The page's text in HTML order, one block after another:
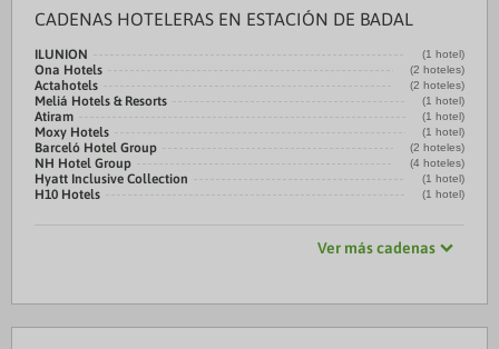
CADENAS HOTELERAS EN ESTACIÓN DE BADAL
ILUNION (1 hotel)
Ona Hotels (2 hoteles)
Actahotels (2 hoteles)
Meliá Hotels & Resorts (1 hotel)
Atiram (1 hotel)
Moxy Hotels (1 hotel)
Barceló Hotel Group (2 hoteles)
NH Hotel Group (4 hoteles)
Hyatt Inclusive Collection (1 hotel)
H10 Hotels (1 hotel)
Ver más cadenas